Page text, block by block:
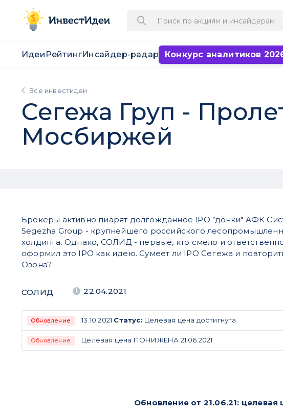
Идеи РейтингИнсайдер-радар Конкурс аналитиков
Все инвестидеи
Сегежа Груп -
Мосбиржей
Брокеры активно пиарят долгожданное IPO "дочки" АФК
Segezha Group - крупнейшего российского
холдинга. Однако, СОЛИД - первые, кто смело и
оформил это IPO как идею. Сумеет ли IPO Сегежа и
Озона?
СОЛИД 22.04.2021
Обновление 13.10.2021 Статус: Целевая цена достигнута.
Обновление Целевая цена ПОНИЖЕНА 21.06.2021
Обновление от 21.06.21: